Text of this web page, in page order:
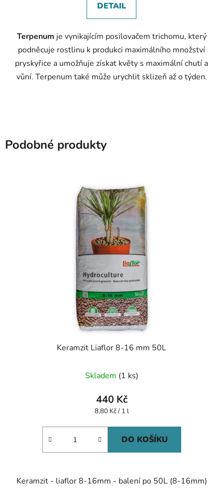
DETAIL
Terpenum je vynikajícím posilovačem trichomu, který
podněcuje rostlinu k produkci maximálního množství
pryskyřice a umožňuje získat květy s maximální chutí a
vůní. Terpenum také může urychlit sklizeň až o týden.
Podobné produkty
Keramzit Liaflor 8-16 mm 50L
Skladem (1 ks)
440 Kč
Měrná
8,80 Kč / 1 l
DO KOŠÍKU
Keramzit - liaflor 8-16mm - balení po 50L (8-16mm)